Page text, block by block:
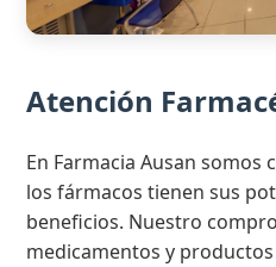
Atención
En Farmacia Ausan somos
los fármacos tienen sus
beneficios. Nuestro
medicamentos y